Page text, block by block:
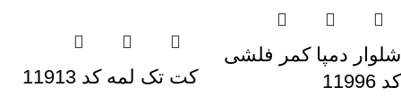
شلوار دمپا کمر فلشی
کد 11996
کت تک لمه کد 11913